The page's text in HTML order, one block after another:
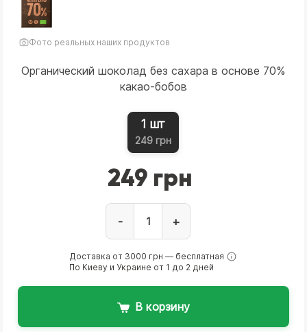
Фото реальных наших продуктов
Органический шоколад без сахара в основе 70%
какао-бобов
1 шт
249 грн
249 грн
- +
Доставка от 3000 грн — бесплатная
По Киеву и Украине от 1 до 2 дней
В корзину